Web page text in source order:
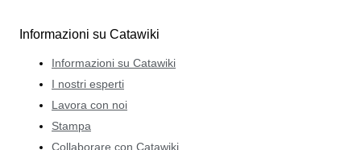
Informazioni su Catawiki
Informazioni su Catawiki
I nostri esperti
Lavora con noi
Stampa
Collaborare con Catawiki